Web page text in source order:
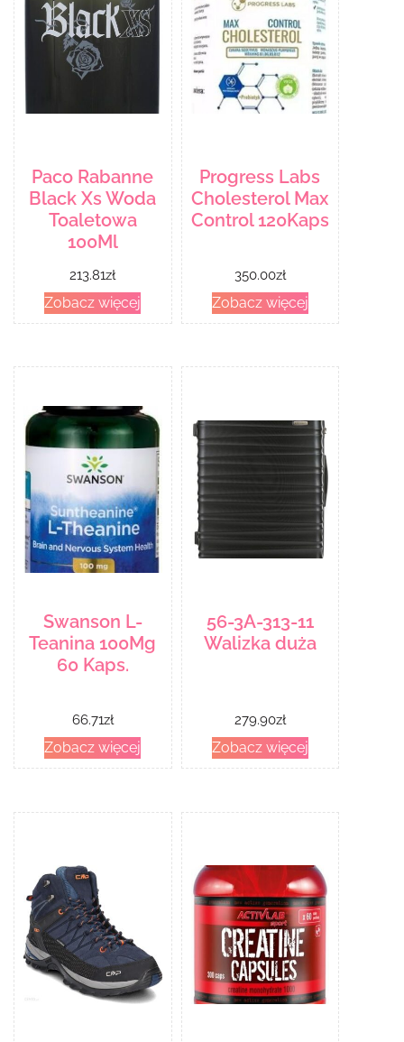
Paco Rabanne
Black Xs Woda
Toaletowa
100Ml
213.81zł
Zobacz więcej
Progress Labs
Cholesterol Max
Control 120Kaps
350.00zł
Zobacz więcej
Swanson L-
Teanina 100Mg
60 Kaps.
66.71zł
Zobacz więcej
56-3A-313-11
Walizka duża
279.90zł
Zobacz więcej